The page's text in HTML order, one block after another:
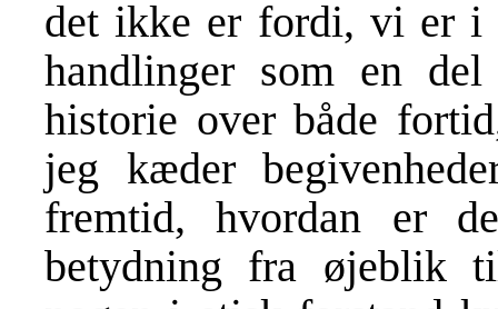
det ikke er fordi, vi er i
handlinger som en
historie over både
jeg kæder
fremtid, hvordan er
betydning fra øjeblik